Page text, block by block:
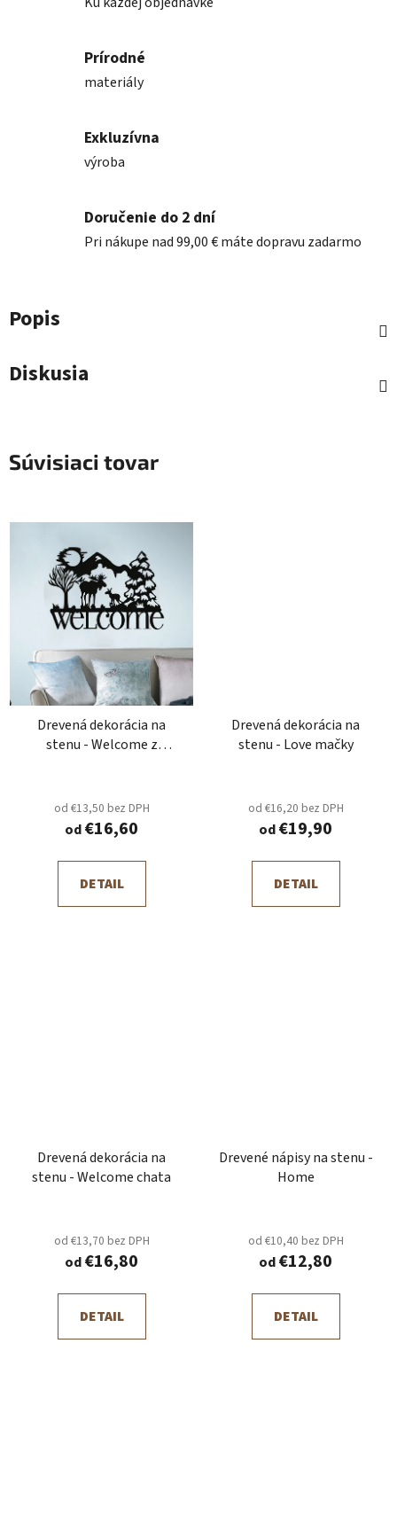
Prírodné
materiály
Exkluzívna
výroba
Doručenie do 2 dní
Pri nákupe nad 99,00 € máte dopravu zadarmo
Popis
Diskusia
Súvisiaci tovar
Drevená dekorácia na
stenu - Welcome z
od €13,50 bez DPH
od€16,60
DETAIL
Drevená dekorácia na
stenu - Love mačky
od €16,20 bez DPH
od€19,90
DETAIL
Drevená dekorácia na
stenu - Welcome chata
od €13,70 bez DPH
od€16,80
DETAIL
Drevené nápisy na stenu -
Home
od €10,40 bez DPH
od€12,80
DETAIL